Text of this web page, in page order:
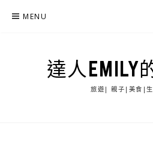
MENU
達人EMILY
旅遊| 親子|美食|